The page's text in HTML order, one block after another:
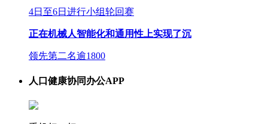
4日至6日进行小组轮回赛
正在机械人智能化和通用性上实现了沉
领先第二名逾1800
人口健康协同办公APP